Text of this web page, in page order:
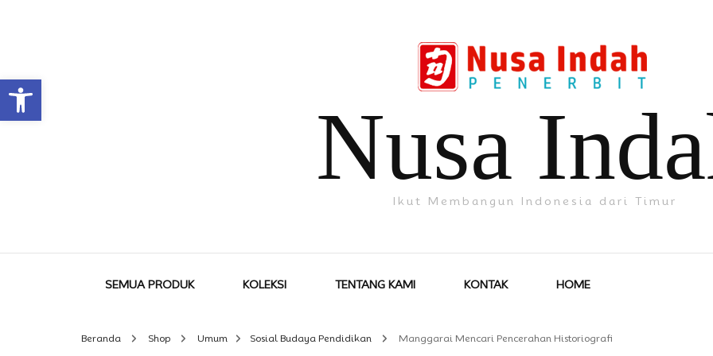
Open toolbar
Nusa
Ikut Membangun Indonesia dari Timur
SEMUA PRODUK KOLEKSI TENTANG KAMI KONTAK HOME
Beranda Shop Umum Sosial Budaya Pendidikan Manggarai Mencari Pencerahan Historiografi